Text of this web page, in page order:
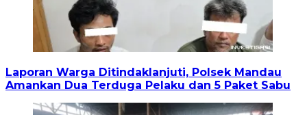
Laporan Warga Ditindaklanjuti, Polsek Mandau
Amankan Dua Terduga Pelaku dan 5 Paket Sabu